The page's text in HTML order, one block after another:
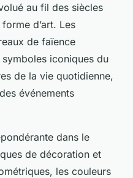
au fil des siècles
d’art. Les
de faïence
iconiques du
de la vie quotidienne,
événements
dans le
de décoration et
les couleurs